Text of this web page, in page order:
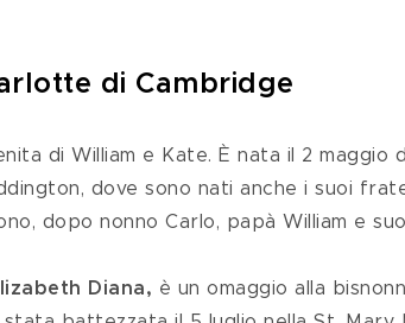
di Cambridge
di William e Kate. È nata il 2 maggio
dove sono nati anche i suoi
dopo nonno Carlo, papà William e
Diana, è un omaggio alla